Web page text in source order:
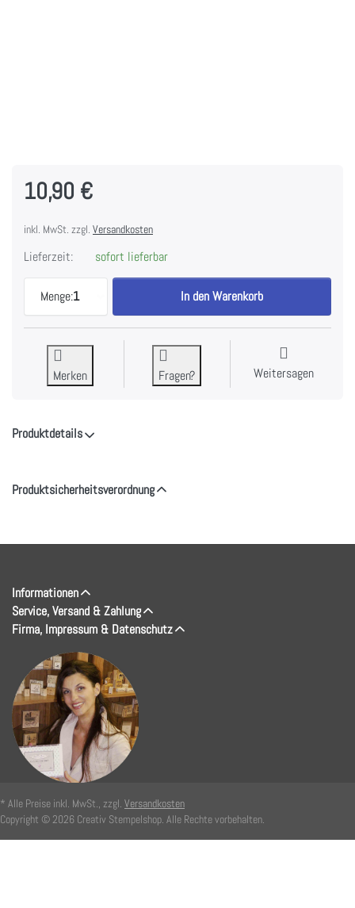
10,90 €
inkl. MwSt. zzgl. Versandkosten
Lieferzeit: sofort lieferbar
Menge:1
Merry Christmas Script Schriftzug - Stanze by
In den Warenkorb
Merken Fragen? Weitersagen
Produktdetails
Produktsicherheitsverordnung
Informationen
Service, Versand & Zahlung
Firma, Impressum & Datenschutz
* Alle Preise inkl. MwSt., zzgl. Versandkosten
Copyright © 2026 Creativ Stempelshop. Alle Rechte vorbehalten.